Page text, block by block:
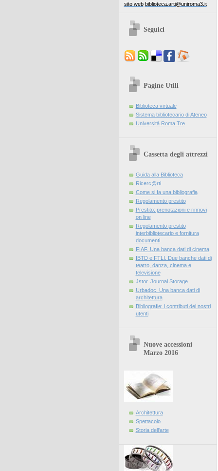
sito web biblioteca.arti@uniroma3.it
Seguici
Pagine Utili
Biblioteca virtuale
Sistema bibliotecario di Ateneo
Università Roma Tre
Cassetta degli attrezzi
Guida alla Biblioteca
Ricerc@rti
Come si fa una bibliografia
Regolamento prestito
Prestito: prenotazioni e rinnovi
on line
Regolamento prestito
interbibliotecario e fornitura
documenti
FIAF. Una banca dati di cinema
IBTD e FTLI. Due banche dati di
teatro, danza, cinema e
televisione
Jstor. Journal Storage
Urbadoc. Una banca dati di
architettura
Bibliografie: i contributi dei nostri
utenti
Nuove accessioni
Marzo 2016
Architettura
Spettacolo
Storia dell'arte